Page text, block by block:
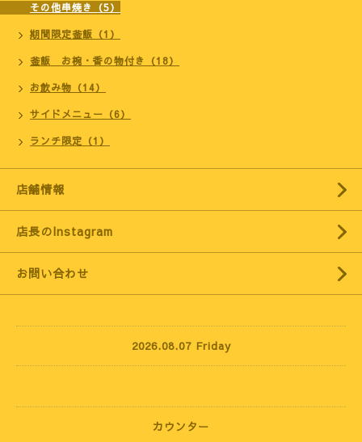
その他串焼き（5）
期間限定釜飯（1）
釜飯 お椀・香の物付き（18）
お飲み物（14）
サイドメニュー（6）
ランチ限定（1）
店舗情報
店長のInstagram
お問い合わせ
2026.08.07 Friday
カウンター